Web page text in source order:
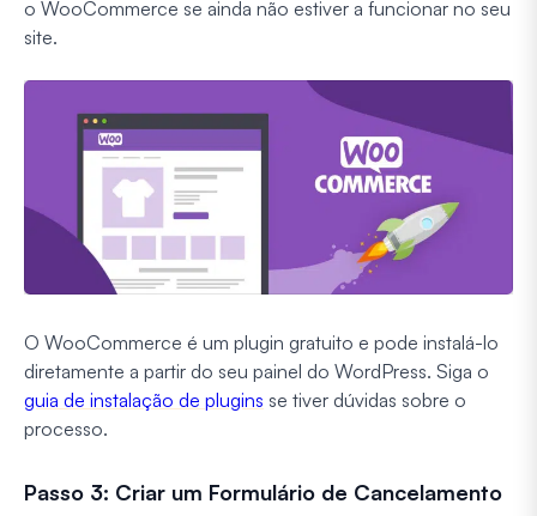
o WooCommerce se ainda não estiver a funcionar no seu
site.
O WooCommerce é um plugin gratuito e pode instalá-lo
diretamente a partir do seu painel do WordPress. Siga o
guia de instalação de plugins se tiver dúvidas sobre o
processo.
Passo 3: Criar um Formulário de Cancelamento